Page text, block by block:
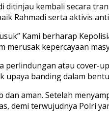
ditinjau kembali secara
Rahmadi serta aktivis
Kami berharap
merusak kepercayaan
perlindungan atau cover-
upaya banding dalam
aman. Setelah
demi terwujudnya Polri